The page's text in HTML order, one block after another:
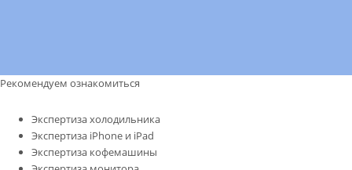
Рекомендуем ознакомиться
Экспертиза холодильника
Экспертиза iPhone и iPad
Экспертиза кофемашины